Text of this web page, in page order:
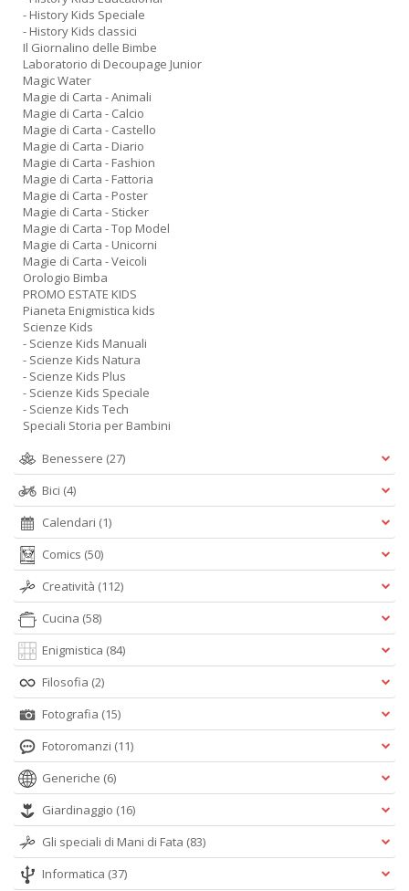
- History Kids Speciale
- History Kids classici
Il Giornalino delle Bimbe
Laboratorio di Decoupage Junior
Magic Water
Magie di Carta - Animali
Magie di Carta - Calcio
Magie di Carta - Castello
Magie di Carta - Diario
Magie di Carta - Fashion
Magie di Carta - Fattoria
Magie di Carta - Poster
Magie di Carta - Sticker
Magie di Carta - Top Model
Magie di Carta - Unicorni
Magie di Carta - Veicoli
Orologio Bimba
PROMO ESTATE KIDS
Pianeta Enigmistica kids
Scienze Kids
- Scienze Kids Manuali
- Scienze Kids Natura
- Scienze Kids Plus
- Scienze Kids Speciale
- Scienze Kids Tech
Speciali Storia per Bambini
Benessere (27)
Bici (4)
Calendari (1)
Comics (50)
Creatività (112)
Cucina (58)
Enigmistica (84)
Filosofia (2)
Fotografia (15)
Fotoromanzi (11)
Generiche (6)
Giardinaggio (16)
Gli speciali di Mani di Fata (83)
Informatica (37)